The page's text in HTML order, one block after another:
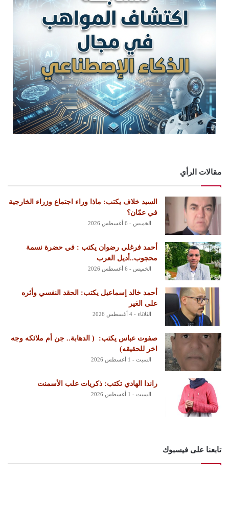
مقالات الرأي
السيد خلاف يكتب: ماذا وراء اجتماع وزراء الخارجية
في عمّان؟
الخميس - 6 أغسطس 2026
أحمد فرغلي رضوان يكتب : في حضرة نسمة
محجوب..أديل العرب
الخميس - 6 أغسطس 2026
أحمد خالد إسماعيل يكتب: الحقد النفسي وأثره
على الغير
الثلاثاء - 4 أغسطس 2026
‏صفوت عباس يكتب: ‏ ‏( الدهابة.. جن أم ملائكه وجه
اخر للحقيقه)
السبت - 1 أغسطس 2026
راندا الهادي تكتب: ذكريات علب الأسمنت
السبت - 1 أغسطس 2026
تابعنا على فيسبوك